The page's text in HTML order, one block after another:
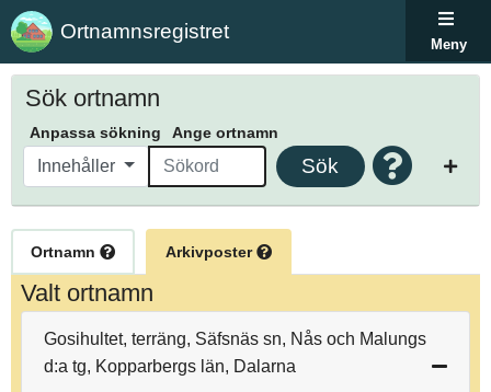
Ortnamnsregistret
Meny
Sök ortnamn
Anpassa sökning Ange ortnamn
Innehåller Sök
Ortnamn Arkivposter
Valt ortnamn
Gosihultet, terräng, Säfsnäs sn, Nås och Malungs
d:a tg, Kopparbergs län, Dalarna